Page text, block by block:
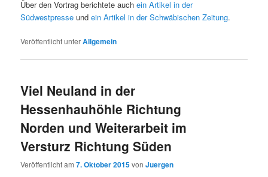
Über den Vortrag berichtete auchein Artikel in der
Südwestpresse undein Artikel in der Schwäbischen Zeitung.
Veröffentlicht unterAllgemein
Viel Neuland in der
Hessenhauhöhle Richtung
Norden und Weiterarbeit im
Versturz Richtung Süden
Veröffentlicht am7. Oktober 2015vonJuergen